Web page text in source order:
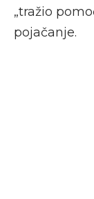
„tražio
pojačanje.